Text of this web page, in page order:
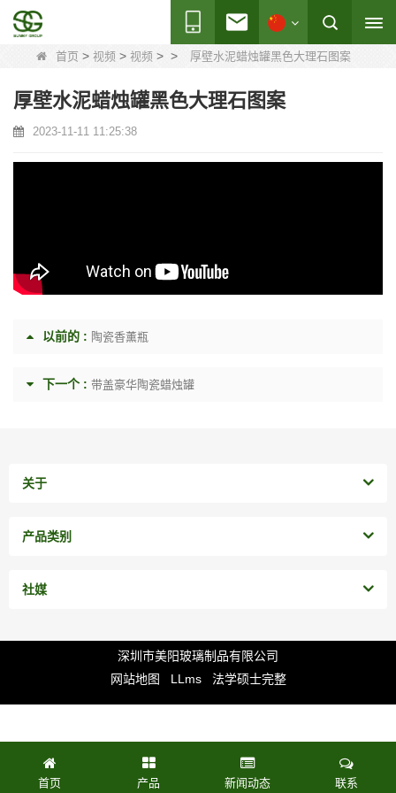
首页 > 视频 > 视频 > > 厚壁水泥蜡烛罐黑色大理石图案
厚壁水泥蜡烛罐黑色大理石图案
2023-11-11 11:25:38
以前的 : 陶瓷香薰瓶
下一个 : 带盖豪华陶瓷蜡烛罐
关于
产品类别
社媒
深圳市美阳玻璃制品有限公司
网站地图
LLms 法学硕士完整
首页 产品 新闻动态 联系